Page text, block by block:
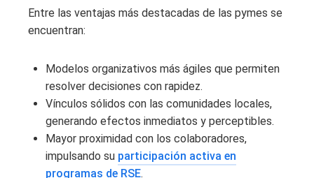
Entre las ventajas más destacadas de las pymes se
encuentran:
Modelos organizativos más ágiles que permiten
resolver decisiones con rapidez.
Vínculos sólidos con las comunidades locales,
generando efectos inmediatos y perceptibles.
Mayor proximidad con los colaboradores,
impulsando su participación activa en
programas de RSE.